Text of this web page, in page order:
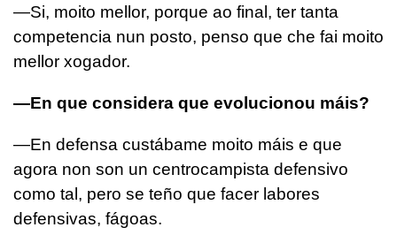
—Si, moito mellor, porque ao final, ter tanta
competencia nun posto, penso que che fai moito
mellor xogador.
—En que considera que evolucionou máis?
—En defensa custábame moito máis e que
agora non son un centrocampista defensivo
como tal, pero se teño que facer labores
defensivas, fágoas.